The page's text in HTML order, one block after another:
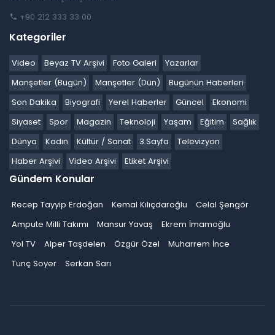
+90 212 333 33 00
Kategoriler
Video Beyaz TV Arşivi Foto Galeri
Yazarlar
Manşetler (Bugün)
Manşetler (Dün)
Bugünün Haberleri
Son Dakika
Biyografi Yerel Haberler Güncel
Ekonomi
Siyaset
Spor Magazin Teknoloji Yaşam Eğitim
Sağlık
Dünya
Kadın Kültür / Sanat 3.Sayfa
Televizyon
Haber Arşivi
Video Arşivi Etiket Arşivi
Gündem Konular
Recep Tayyip Erdoğan Kemal Kılıçdaroğlu
Celal Şengör
Ampute Milli Takımı
Mansur Yavaş
Ekrem İmamoğlu
Yol TV
Alper Taşdelen Özgür Özel
Muharrem İnce
Tunç Soyer
Serkan Sarı